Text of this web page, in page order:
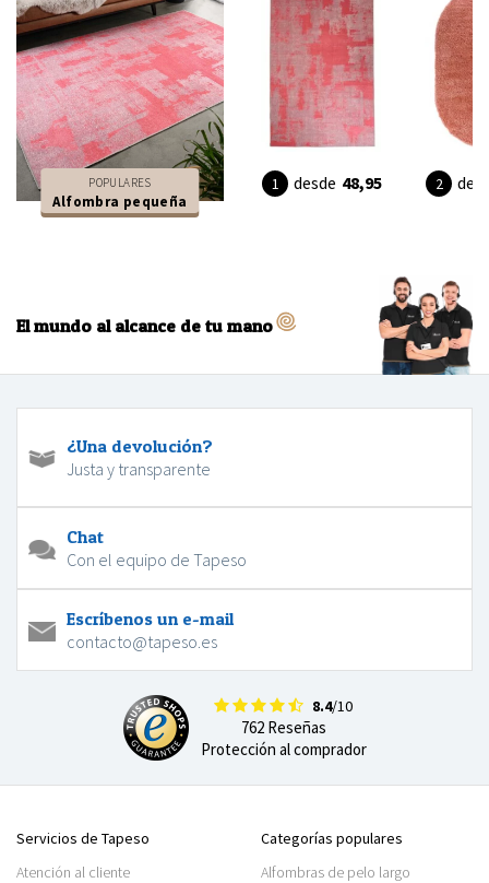
POPULARES
Alfombra pequeña
desde 48,95
El mundo al alcance de tu mano
¿Una devolución?
Justa y transparente
Chat
Con el equipo de Tapeso
Escríbenos un e-mail
contacto@tapeso.es
8.4/10
762 Reseñas
Protección al comprador
Servicios de Tapeso
Atención al cliente
Categorías populares
Alfombras de pelo largo